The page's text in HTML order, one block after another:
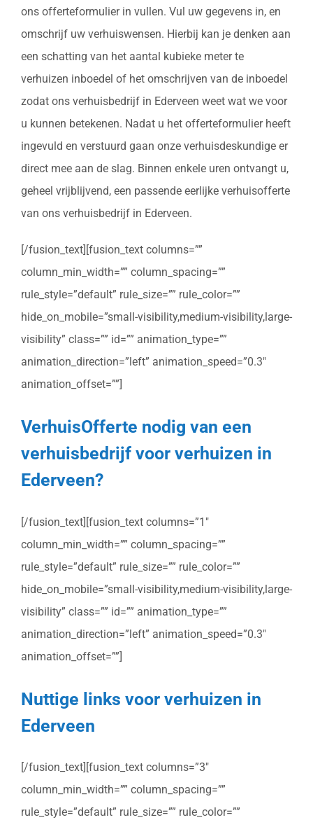
ons offerteformulier in vullen. Vul uw gegevens in, en
omschrijf uw verhuiswensen. Hierbij kan je denken aan
een schatting van het aantal kubieke meter te
verhuizen inboedel of het omschrijven van de inboedel
zodat ons verhuisbedrijf in Ederveen weet wat we voor
u kunnen betekenen. Nadat u het offerteformulier heeft
ingevuld en verstuurd gaan onze verhuisdeskundige er
direct mee aan de slag. Binnen enkele uren ontvangt u,
geheel vrijblijvend, een passende eerlijke verhuisofferte
van ons verhuisbedrijf in Ederveen.
[/fusion_text][fusion_text columns=””
column_min_width=”” column_spacing=””
rule_style=”default” rule_size=”” rule_color=””
hide_on_mobile=”small-visibility,medium-visibility,large-
visibility” class=”” id=”” animation_type=””
animation_direction=”left” animation_speed=”0.3″
animation_offset=””]
VerhuisOfferte nodig van een
verhuisbedrijf voor verhuizen in
Ederveen?
[/fusion_text][fusion_text columns=”1″
column_min_width=”” column_spacing=””
rule_style=”default” rule_size=”” rule_color=””
hide_on_mobile=”small-visibility,medium-visibility,large-
visibility” class=”” id=”” animation_type=””
animation_direction=”left” animation_speed=”0.3″
animation_offset=””]
Nuttige links voor verhuizen in
Ederveen
[/fusion_text][fusion_text columns=”3″
column_min_width=”” column_spacing=””
rule_style=”default” rule_size=”” rule_color=””